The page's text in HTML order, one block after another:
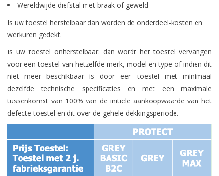
Wereldwijde diefstal met braak of geweld
Is uw toestel herstelbaar dan worden de onderdeel-kosten en
werkuren gedekt.
Is uw toestel onherstelbaar: dan wordt het toestel vervangen
voor een toestel van hetzelfde merk, model en type of indien dit
niet meer beschikbaar is door een toestel met minimaal
dezelfde technische specificaties en met een maximale
tussenkomst van 100% van de initiële aankoopwaarde van het
defecte toestel en dit over de gehele dekkingsperiode.